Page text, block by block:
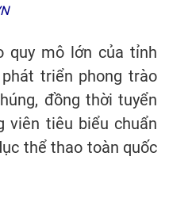
quy mô lớn của tỉnh
triển phong trào
đồng thời tuyển
viên tiêu biểu chuẩn
thể thao toàn quốc